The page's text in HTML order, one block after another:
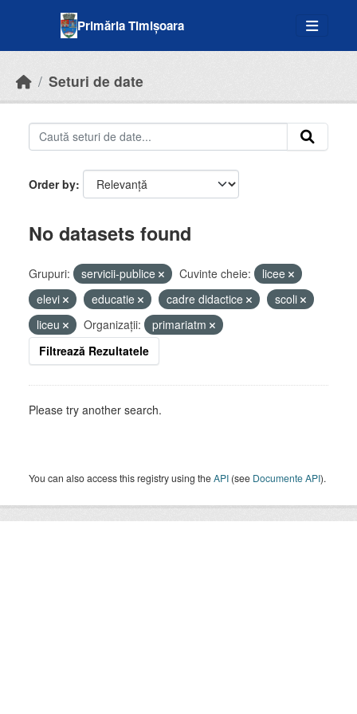
Primăria Timișoara
Seturi de date
Order by
No datasets found
Grupuri: servicii-publice Cuvinte cheie:
licee
elevi
educatie cadre didactice
scoli
liceu
Organizații:
primariatm
Filtrează Rezultatele
Please try another search.
You can also access this registry using theAPI (see Documente API).